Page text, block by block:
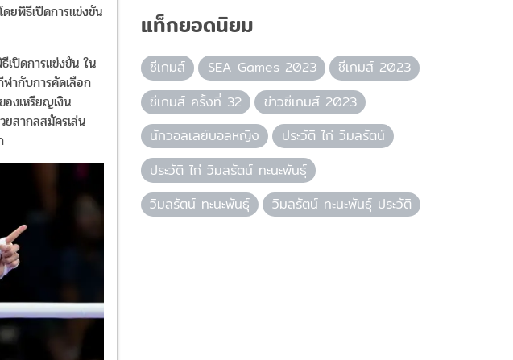
ยพิธีเปิดการแข่งขัน
เปิดการแข่งขัน​ ใน
ากับการคัดเลือก
งเหรียญเงิน
ยสากลสมัครเล่น
แท็กยอดนิยม
ซีเกมส์ SEA Games 2023
ซีเกมส์ 2023
ซีเกมส์ ครั้งที่ 32
ข่าวซีเกมส์ 2023
นักวอลเลย์บอลหญิง
ประวัติ ไก่ วิมลรัตน์
ประวัติ ไก่ วิมลรัตน์ ทะนะพันธุ์
วิมลรัตน์ ทะนะพันธุ์
วิมลรัตน์ ทะนะพันธุ์ ประวัติ